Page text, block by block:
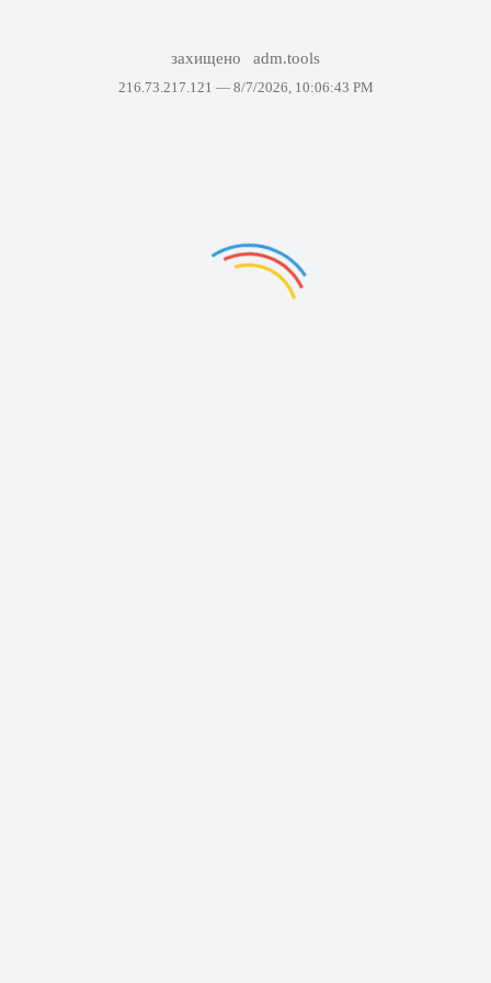
захищено adm.tools
216.73.217.121 — 8/7/2026, 10:06:43 PM